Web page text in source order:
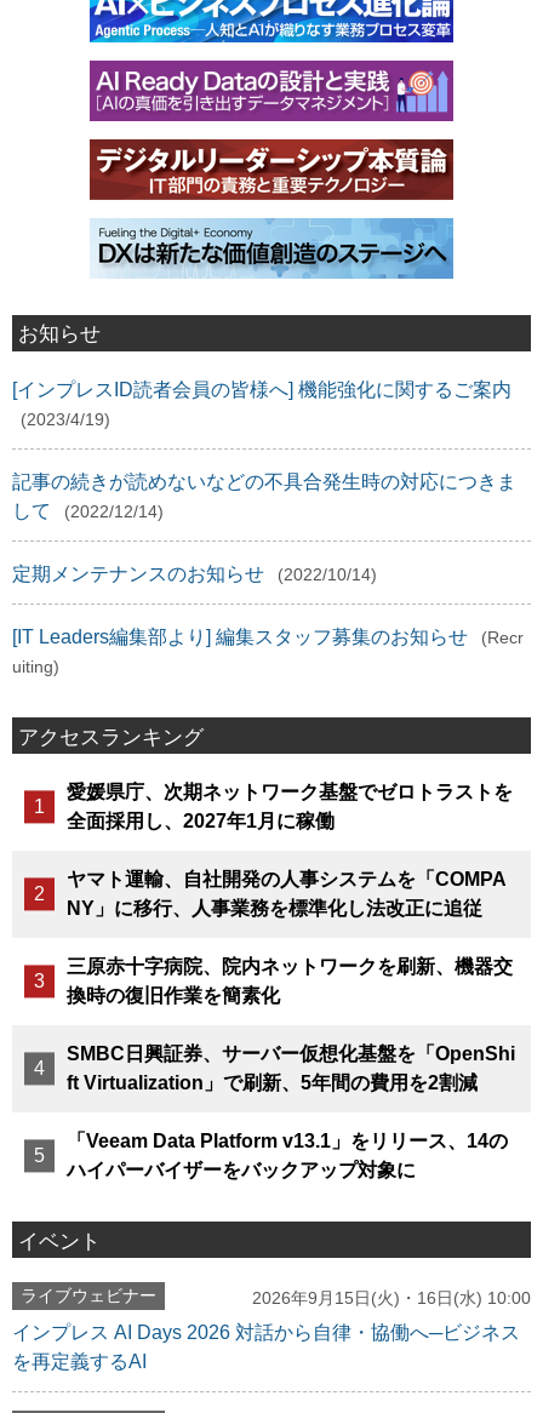
お知らせ
[インプレスID読者会員の皆様へ] 機能強化に関するご案内
(2023/4/19)
記事の続きが読めないなどの不具合発生時の対応につきま
して
(2022/12/14)
定期メンテナンスのお知らせ (2022/10/14)
[IT Leaders編集部より] 編集スタッフ募集のお知らせ
(Recr
uiting)
アクセスランキング
愛媛県庁、次期ネットワーク基盤でゼロトラストを
全面採用し、2027年1月に稼働
ヤマト運輸、自社開発の人事システムを「COMPA
NY」に移行、人事業務を標準化し法改正に追従
三原赤十字病院、院内ネットワークを刷新、機器交
換時の復旧作業を簡素化
SMBC日興証券、サーバー仮想化基盤を「OpenShi
ft Virtualization」で刷新、5年間の費用を2割減
「Veeam Data Platform v13.1」をリリース、14の
ハイパーバイザーをバックアップ対象に
イベント
ライブウェビナー 2026年9月15日(火)・16日(水) 10:00
インプレス AI Days 2026 対話から自律・協働へ─ビジネス
を再定義するAI